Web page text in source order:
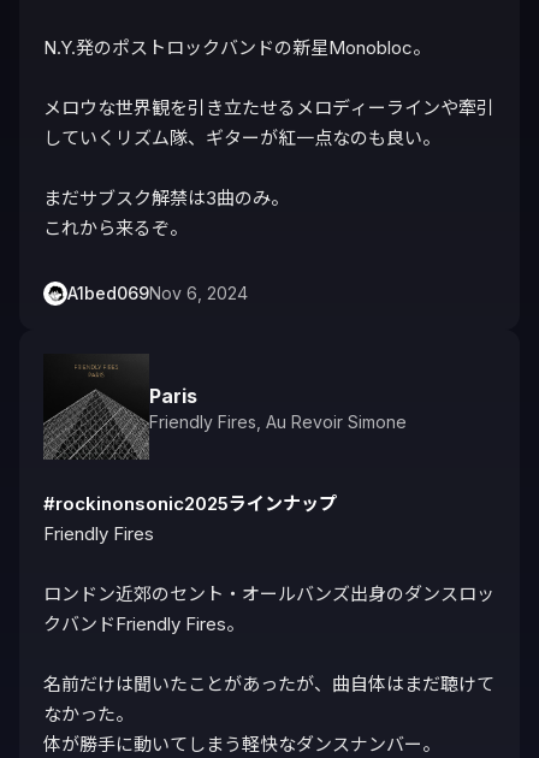
N.Y.発のポストロックバンドの新星Monobloc。
メロウな世界観を引き立たせるメロディーラインや牽引
していくリズム隊、ギターが紅一点なのも良い。
まだサブスク解禁は3曲のみ。
これから来るぞ。
A1bed069Nov 6, 2024
Paris
Friendly Fires Au Revoir Simone
#rockinonsonic2025ラインナップ
Friendly Fires
ロンドン近郊のセント・オールバンズ出身のダンスロッ
クバンドFriendly Fires。
名前だけは聞いたことがあったが、曲自体はまだ聴けて
なかった。
体が勝手に動いてしまう軽快なダンスナンバー。